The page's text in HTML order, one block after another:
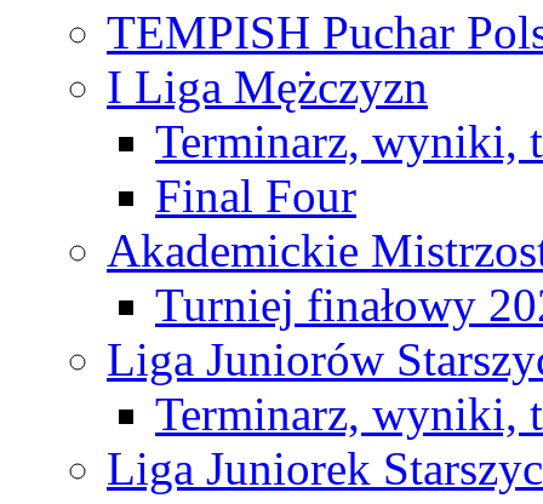
TEMPISH Puchar
I Liga Mężczyzn
Terminarz, wyniki,
Final Four
Akademickie
Turniej finałowy
Liga Juniorów
Terminarz, wyniki,
Liga Juniorek